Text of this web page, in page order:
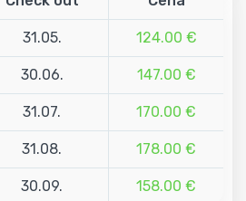
31.05. 124.00 €
30.06. 147.00 €
31.07. 170.00 €
31.08. 178.00 €
30.09. 158.00 €